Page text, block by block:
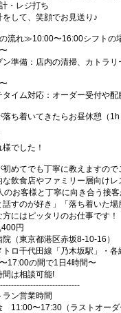
・レジ打ち
をして、笑顔でお見送り♪
流れ≫10:00〜16:00シフトの
ン準備：店内の清掃、カトラリ
タイム対応：オーダー受付や配
落ち着いてきたらお昼休憩（1h
様でした！
初めてでも丁寧に教えますので
な飲食店やファミリー層向け
のお客様と丁寧に向き合う接客
話すのが好き」「落ち着いた場
方にはピッタリのお仕事です！
円
院（東京都港区赤坂8-10-16）
トロ千代田線「乃木坂駅」・
17:00の間で1日4時間〜
間は相談可能!
ラン営業時間
11:00〜17:30（ラストオーダ